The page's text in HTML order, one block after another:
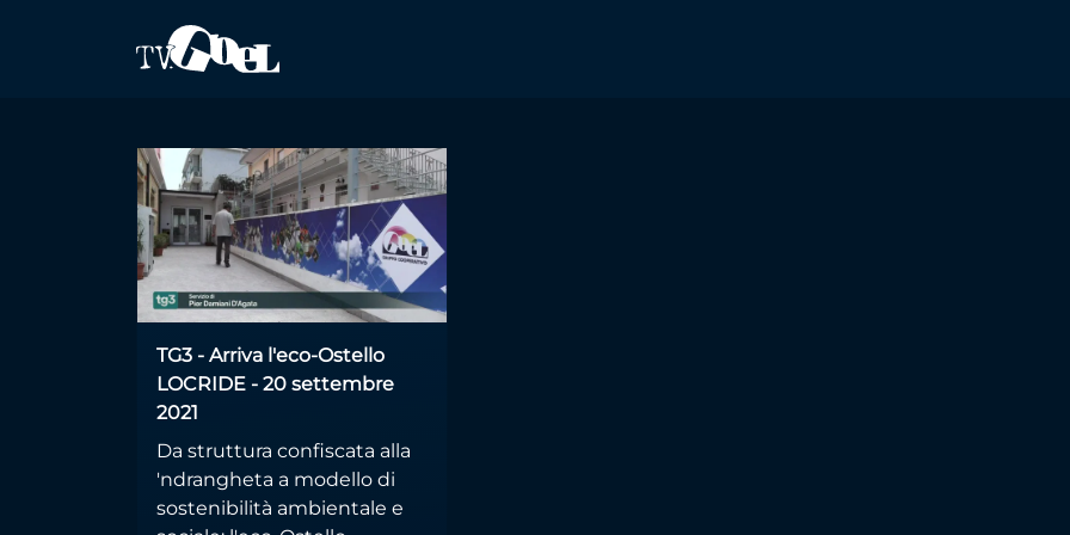
eco-Ostello
TG3 - Arriva l'eco-Ostello
LOCRIDE - 20 settembre
2021
Da struttura confiscata alla
'ndrangheta a modello di
sostenibilità ambientale e